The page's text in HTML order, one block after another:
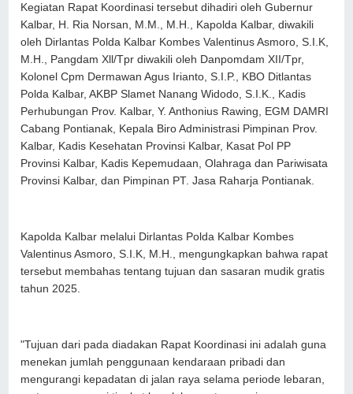
Kegiatan Rapat Koordinasi tersebut dihadiri oleh Gubernur
Kalbar, H. Ria Norsan, M.M., M.H., Kapolda Kalbar, diwakili
oleh Dirlantas Polda Kalbar Kombes Valentinus Asmoro, S.I.K,
M.H., Pangdam Xll/Tpr diwakili oleh Danpomdam XII/Tpr,
Kolonel Cpm Dermawan Agus Irianto, S.I.P., KBO Ditlantas
Polda Kalbar, AKBP Slamet Nanang Widodo, S.I.K., Kadis
Perhubungan Prov. Kalbar, Y. Anthonius Rawing, EGM DAMRI
Cabang Pontianak, Kepala Biro Administrasi Pimpinan Prov.
Kalbar, Kadis Kesehatan Provinsi Kalbar, Kasat Pol PP
Provinsi Kalbar, Kadis Kepemudaan, Olahraga dan Pariwisata
Provinsi Kalbar, dan Pimpinan PT. Jasa Raharja Pontianak.
Kapolda Kalbar melalui Dirlantas Polda Kalbar Kombes
Valentinus Asmoro, S.I.K, M.H., mengungkapkan bahwa rapat
tersebut membahas tentang tujuan dan sasaran mudik gratis
tahun 2025.
"Tujuan dari pada diadakan Rapat Koordinasi ini adalah guna
menekan jumlah penggunaan kendaraan pribadi dan
mengurangi kepadatan di jalan raya selama periode lebaran,